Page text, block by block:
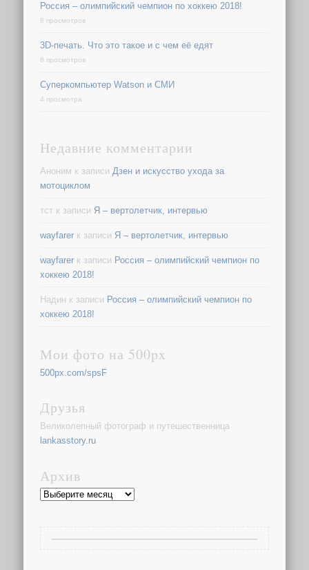
Россия – олимпийский чемпион по хоккею 2018!
8 просмотров
3D-печать. Что это такое и с чем её едят
8 просмотров
Суперкомпьютер Watson и СМИ
4 просмотра
Недавние комментарии
Аноним к записиДзен и искусство ухода за
мотоциклом
тст к записи Я – вертолетчик, интервью
wayfarer к записи Я – вертолетчик, интервью
wayfarer к записи Россия – олимпийский чемпион по
хоккею 2018!
Надин к записи Россия – олимпийский чемпион по
хоккею 2018!
Мои фото на 500px
500px.com/spsF
Друзья
Великолепный фотограф и путешественница
lankasstory.ru
Архив
Архив